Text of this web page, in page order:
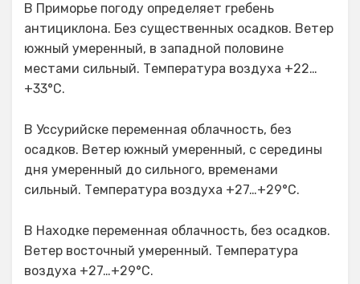
В Приморье погоду определяет гребень
антициклона. Без существенных осадков. Ветер
южный умеренный, в западной половине
местами сильный. Температура воздуха +22…
+33°C.
В Уссурийске переменная облачность, без
осадков. Ветер южный умеренный, с середины
дня умеренный до сильного, временами
сильный. Температура воздуха +27…+29°C.
В Находке переменная облачность, без осадков.
Ветер восточный умеренный. Температура
воздуха +27…+29°C.